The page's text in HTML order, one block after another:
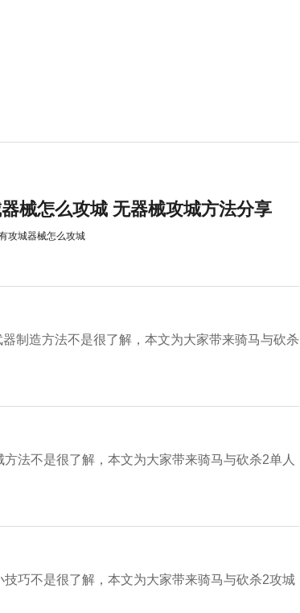
械怎么攻城 无器械攻城方法分享
攻城器械怎么攻城
制造方法不是很了解，本文为大家带来骑马与砍杀
法不是很了解，本文为大家带来骑马与砍杀2单人
巧不是很了解，本文为大家带来骑马与砍杀2攻城